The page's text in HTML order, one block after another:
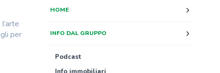
per
HOME
INFO DAL GRUPPO
Podcast